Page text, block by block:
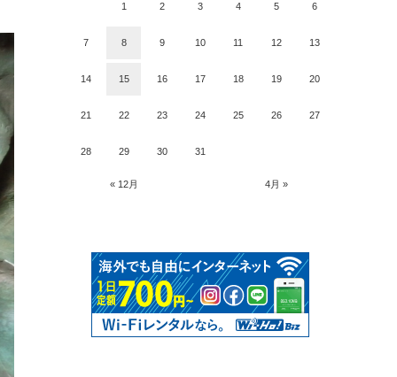
« 12月 4月 »
1 2 3 4 5 6
7 8 9 10 11 12 13
14 15 16 17 18 19 20
21 22 23 24 25 26 27
28 29 30 31